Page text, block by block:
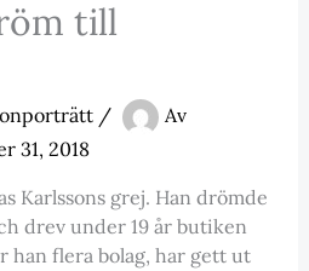
till
/
Av
31, 2018
Karlssons grej. Han drömde
drev under 19 år butiken
han flera bolag, har gett ut